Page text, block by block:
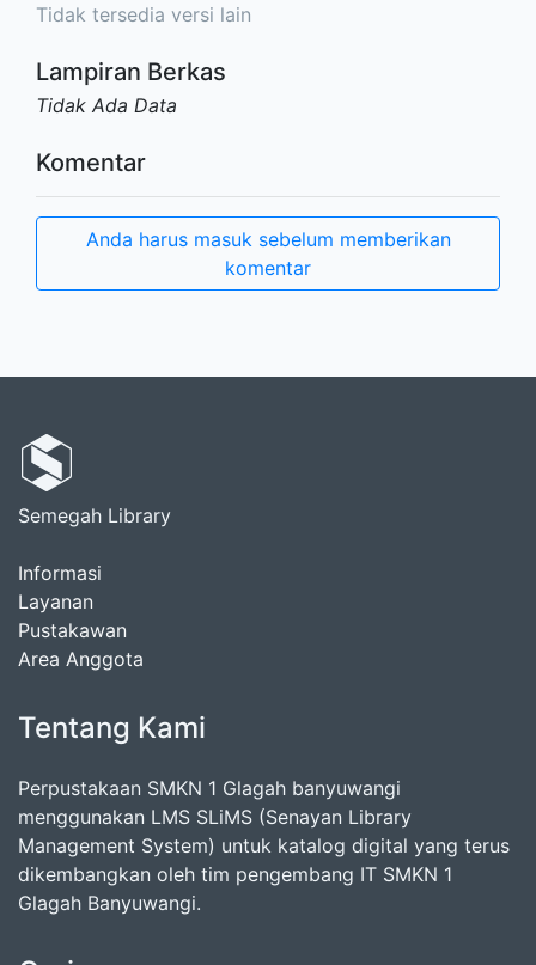
Tidak tersedia versi lain
Lampiran Berkas
Tidak Ada Data
Komentar
Anda harus masuk sebelum memberikan
komentar
Semegah Library
Informasi
Layanan
Pustakawan
Area Anggota
Tentang Kami
Perpustakaan SMKN 1 Glagah banyuwangi
menggunakan LMS SLiMS (Senayan Library
Management System) untuk katalog digital yang terus
dikembangkan oleh tim pengembang IT SMKN 1
Glagah Banyuwangi.